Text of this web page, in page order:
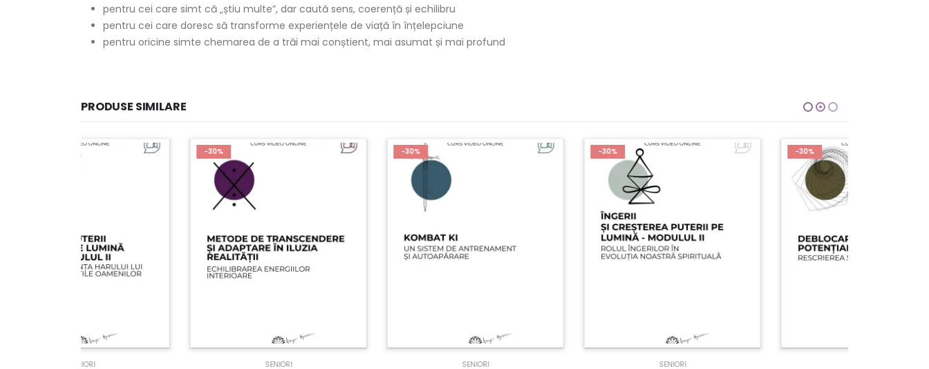
pentru cei care simt că „știu multe”, dar caută sens, coerență și echilibru
pentru cei care doresc să transforme experiențele de viață în înțelepciune
pentru oricine simte chemarea de a trăi mai conștient, mai asumat și mai profund
PRODUSE SIMILARE